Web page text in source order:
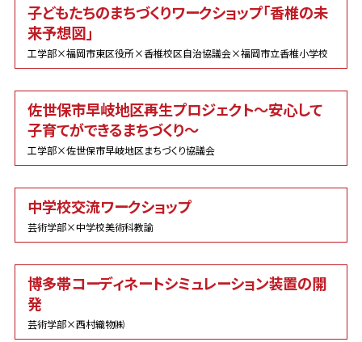
子どもたちのまちづくりワークショップ「香椎の未
来予想図」
工学部×福岡市東区役所×香椎校区自治協議会×福岡市立香椎小学校
佐世保市早岐地区再生プロジェクト～安心して
子育てができるまちづくり～
工学部×佐世保市早岐地区まちづくり協議会
中学校交流ワークショップ
芸術学部×中学校美術科教諭
博多帯コーディネートシミュレーション装置の開
発
芸術学部×西村織物㈱